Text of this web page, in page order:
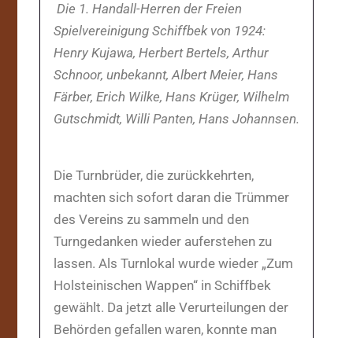
Die 1. Handall-Herren der Freien
Spielvereinigung Schiffbek von 1924:
Henry Kujawa, Herbert Bertels, Arthur
Schnoor, unbekannt, Albert Meier, Hans
Färber, Erich Wilke, Hans Krüger, Wilhelm
Gutschmidt, Willi Panten, Hans Johannsen.
Die Turnbrüder, die zurückkehrten,
machten sich sofort daran die Trümmer
des Vereins zu sammeln und den
Turngedanken wieder auferstehen zu
lassen. Als Turnlokal wurde wieder „Zum
Holsteinischen Wappen“ in Schiffbek
gewählt. Da jetzt alle Verurteilungen der
Behörden gefallen waren, konnte man